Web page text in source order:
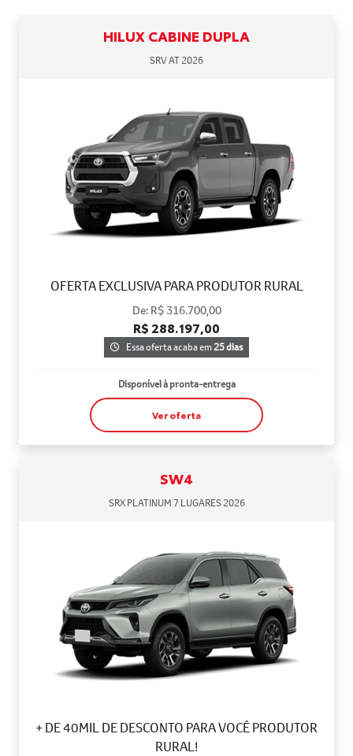
HILUX CABINE DUPLA
SRV AT 2026
OFERTA EXCLUSIVA PARA PRODUTOR RURAL
De: R$ 316.700,00
R$ 288.197,00
Essa oferta acaba em25 dias
Disponível à pronta-entrega
Ver oferta
SW4
SRX PLATINUM 7 LUGARES 2026
+ DE 40MIL DE DESCONTO PARA VOCÊ PRODUTOR
RURAL!